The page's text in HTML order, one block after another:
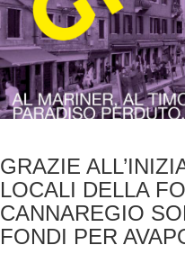
GRAZIE
LOCALI DELLA
CANNAREGIO
FONDI PER